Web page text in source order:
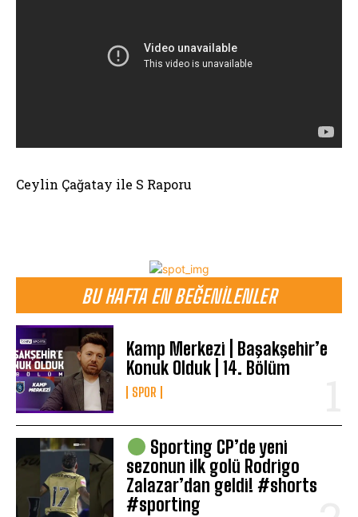
BU HAFTA EN BEĞENILENLER
Kamp Merkezi | Başakşehir’e
Konuk Olduk | 14. Bölüm
SPOR
Sporting CP’de yeni
sezonun ilk golü Rodrigo
Zalazar’dan geldi! #shorts
#sporting
Ceylin Çağatay ile S Raporu